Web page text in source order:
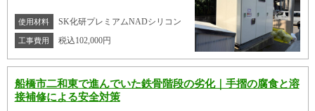
使用材料 SK化研プレミアムNADシリコン
工事費用 税込102,000円
船橋市二和東で進んでいた鉄骨階段の劣化｜手摺の腐食と溶
接補修による安全対策